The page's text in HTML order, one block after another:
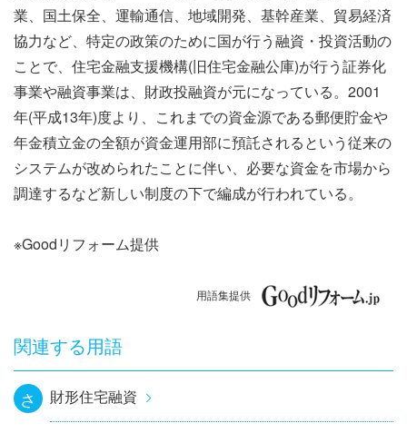
ビ
ゲ
ー
シ
ョ
ン
業、国土保全、運輸通信、地域開発、基幹産業、貿易経済
協力など、特定の政策のために国が行う融資・投資活動の
ことで、住宅金融支援機構(旧住宅金融公庫)が行う証券化
事業や融資事業は、財政投融資が元になっている。2001
年(平成13年)度より、これまでの資金源である郵便貯金や
年金積立金の全額が資金運用部に預託されるという従来の
システムが改められたことに伴い、必要な資金を市場から
調達するなど新しい制度の下で編成が行われている。
※Goodリフォーム提供
用語集提供
関連する用語
さ 財形住宅融資